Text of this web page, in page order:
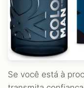
Se você está à